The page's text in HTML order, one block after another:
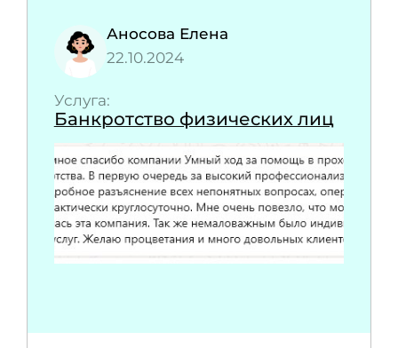
Аносова Елена
22.10.2024
Услуга:
Банкротство физических лиц